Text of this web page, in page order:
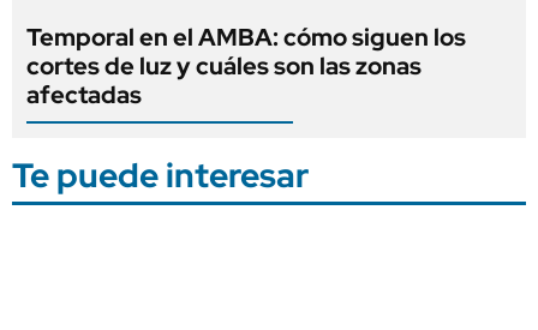
Temporal en el AMBA: cómo siguen los
cortes de luz y cuáles son las zonas
afectadas
Te puede interesar